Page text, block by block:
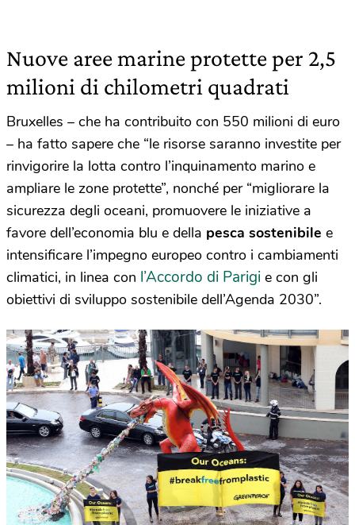
Nuove aree marine protette per 2,5
milioni di chilometri quadrati
Bruxelles – che ha contribuito con 550 milioni di euro
– ha fatto sapere che “le risorse saranno investite per
rinvigorire la lotta contro l’inquinamento marino e
ampliare le zone protette”, nonché per “migliorare la
sicurezza degli oceani, promuovere le iniziative a
favore dell’economia blu e della pesca sostenibile e
intensificare l’impegno europeo contro i cambiamenti
climatici, in linea con l’Accordo di Parigi e con gli
obiettivi di sviluppo sostenibile dell’Agenda 2030”.